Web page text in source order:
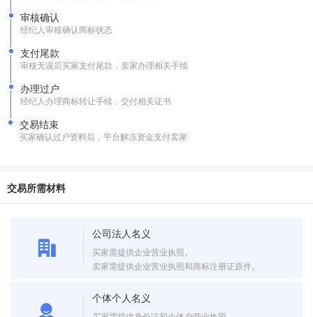
审核确认
经纪人审核确认商标状态
支付尾款
审核无误后买家支付尾款，卖家办理相关手续
办理过户
经纪人办理商标转让手续，交付相关证书
交易结束
买家确认过户资料后，平台解冻资金支付卖家
交易所需材料
公司法人名义
买家需提供企业营业执照。
卖家需提供企业营业执照和商标注册证原件。
个体个人名义